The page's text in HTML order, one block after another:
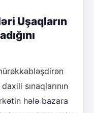
Uşaqların
sınaqlarının
hələ bazara